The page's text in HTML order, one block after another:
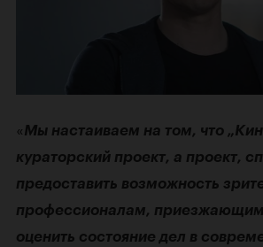
«Мы настаиваем на том, что
кураторский проект, а проект,
предоставить возможность
профессионалам, приезжающим
оценить состояние дел в